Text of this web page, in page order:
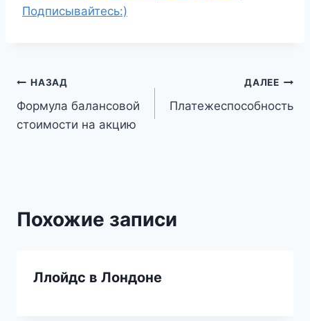
Подписывайтесь:)
Навигация
по
НАЗАД
Формула балансовой
стоимости на акцию
ДАЛЕЕ
Платежеспособность
Похожие записи
Ллойдс в Лондоне